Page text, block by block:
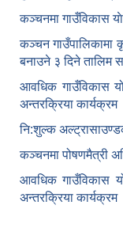
कञ्‍चनमा गाउँविकास
कञ्‍चन गाउँपालिकामा
बनाउने ३ दिने तालिम
आवधिक गाउँविकास
अन्तरक्रिया कार्यक्रम
नि:शुल्क
कञ्चनमा पोषणमैत्री
आवधिक गाउँविकास
अन्तरक्रिया कार्यक्रम